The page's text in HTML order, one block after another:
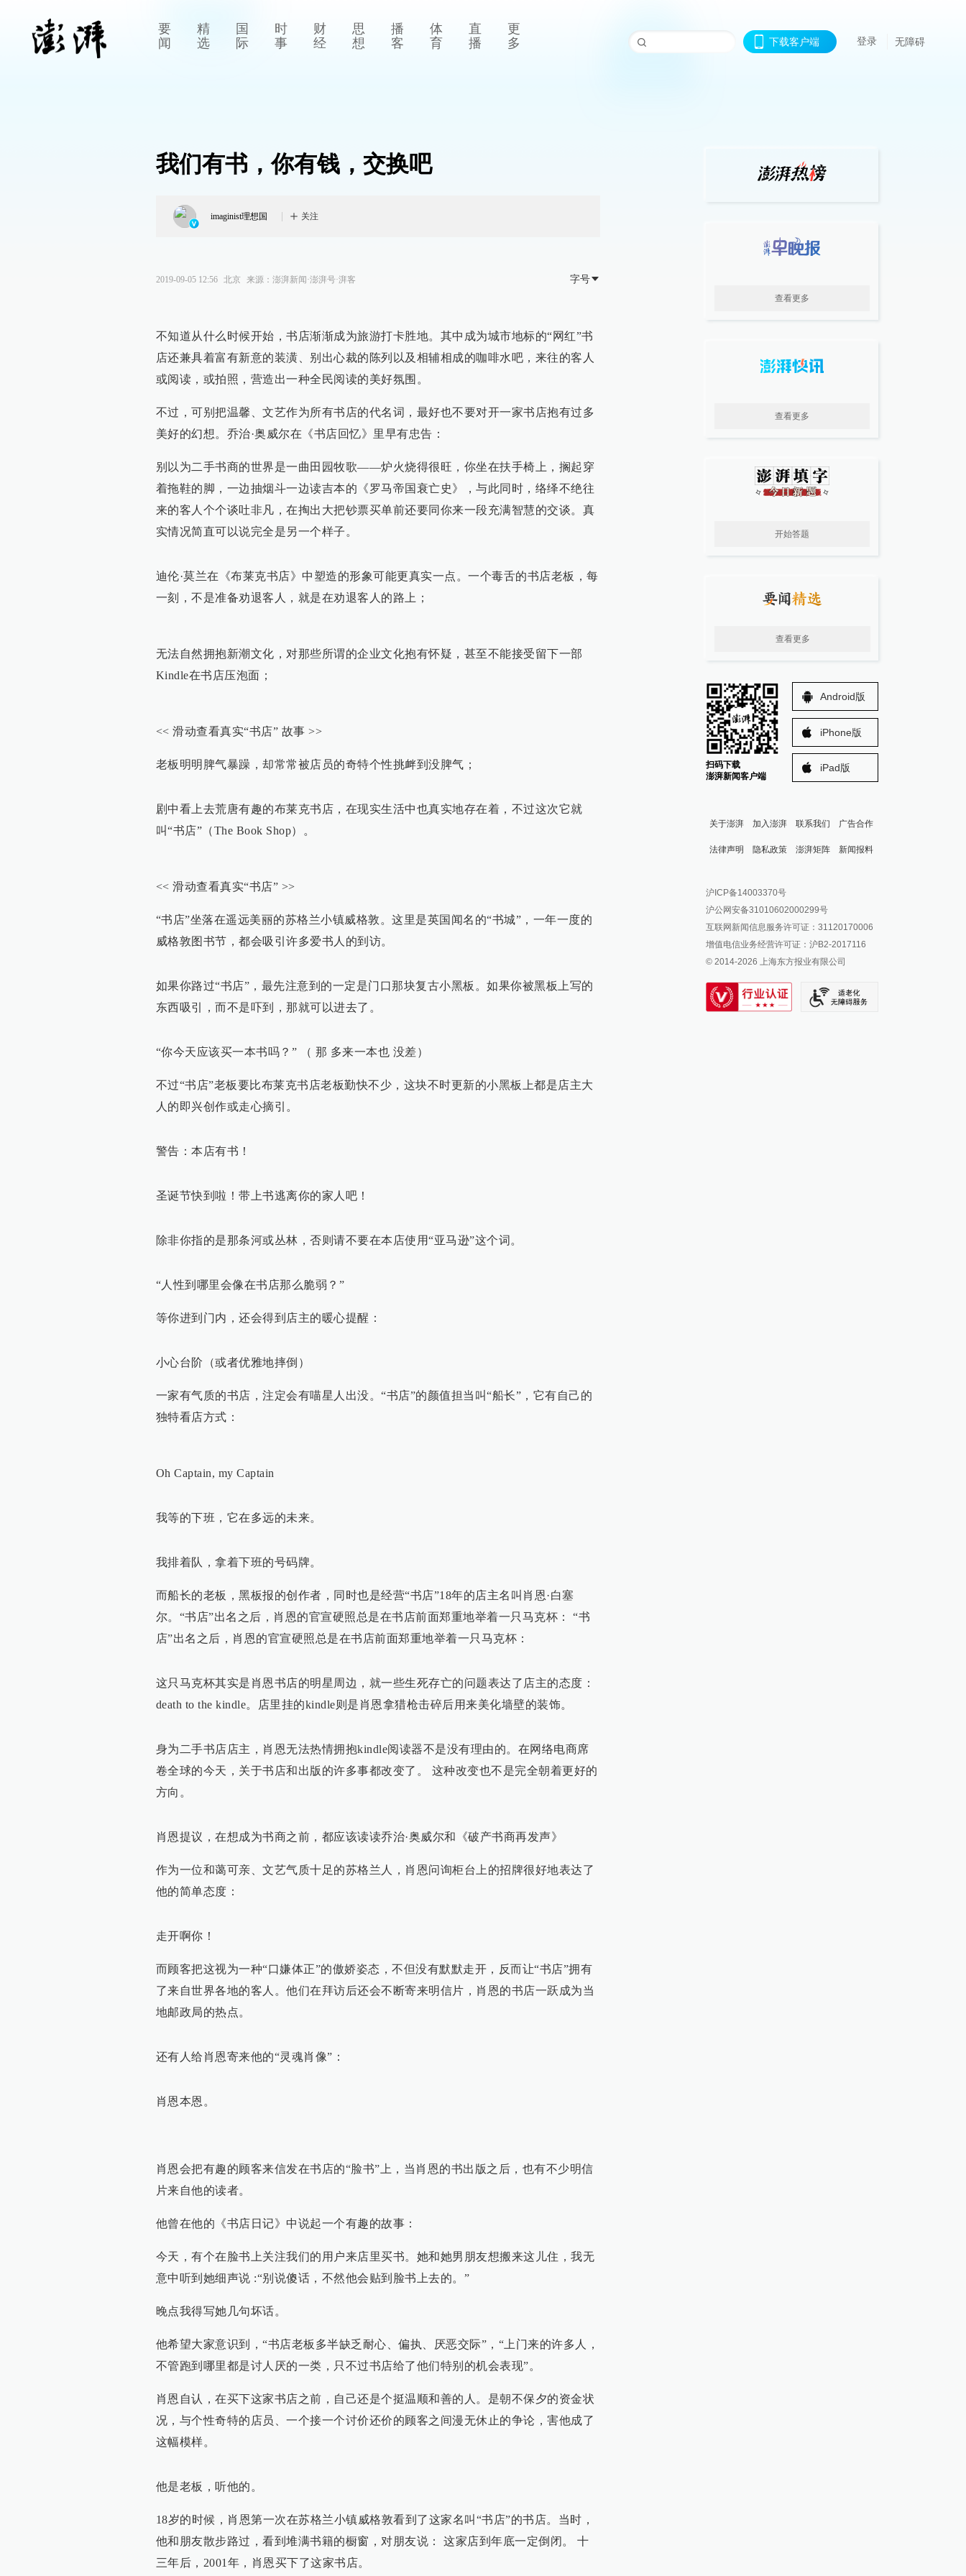
要
闻
精
选
国
际
时
事
财
经
思
想
播
客
体
育
直
播
更
多
下载客户端 登录 无障碍
我们有书，你有钱，交换吧
imaginist理想国 关注
2019-09-05 12:56 北京 来源： 澎湃新闻·澎湃号·湃客 字号
不知道从什么时候开始，书店渐渐成为旅游打卡胜地。其中成为城市地标的“网红”书
店还兼具着富有新意的装潢、别出心裁的陈列以及相辅相成的咖啡水吧，来往的客人
或阅读，或拍照，营造出一种全民阅读的美好氛围。
不过，可别把温馨、文艺作为所有书店的代名词，最好也不要对开一家书店抱有过多
美好的幻想。乔治·奥威尔在《书店回忆》里早有忠告：
别以为二手书商的世界是一曲田园牧歌——炉火烧得很旺，你坐在扶手椅上，搁起穿
着拖鞋的脚，一边抽烟斗一边读吉本的《罗马帝国衰亡史》，与此同时，络绎不绝往
来的客人个个谈吐非凡，在掏出大把钞票买单前还要同你来一段充满智慧的交谈。真
实情况简直可以说完全是另一个样子。
迪伦·莫兰在《布莱克书店》中塑造的形象可能更真实一点。一个毒舌的书店老板，每
一刻，不是准备劝退客人，就是在劝退客人的路上；
无法自然拥抱新潮文化，对那些所谓的企业文化抱有怀疑，甚至不能接受留下一部
Kindle在书店压泡面；
<< 滑动查看真实“书店” 故事 >>
老板明明脾气暴躁，却常常被店员的奇特个性挑衅到没脾气；
剧中看上去荒唐有趣的布莱克书店，在现实生活中也真实地存在着，不过这次它就
叫“书店”（The Book Shop）。
<< 滑动查看真实“书店” >>
“书店”坐落在遥远美丽的苏格兰小镇威格敦。这里是英国闻名的“书城”，一年一度的
威格敦图书节，都会吸引许多爱书人的到访。
如果你路过“书店”，最先注意到的一定是门口那块复古小黑板。如果你被黑板上写的
东西吸引，而不是吓到，那就可以进去了。
“你今天应该买一本书吗？” （ 那 多来一本也 没差）
不过“书店”老板要比布莱克书店老板勤快不少，这块不时更新的小黑板上都是店主大
人的即兴创作或走心摘引。
警告：本店有书！
圣诞节快到啦！带上书逃离你的家人吧！
除非你指的是那条河或丛林，否则请不要在本店使用“亚马逊”这个词。
“人性到哪里会像在书店那么脆弱？”
等你进到门内，还会得到店主的暖心提醒：
小心台阶（或者优雅地摔倒）
一家有气质的书店，注定会有喵星人出没。“书店”的颜值担当叫“船长”，它有自己的
独特看店方式：
Oh Captain, my Captain
我等的下班，它在多远的未来。
我排着队，拿着下班的号码牌。
而船长的老板，黑板报的创作者，同时也是经营“书店”18年的店主名叫肖恩·白塞
尔。“书店”出名之后，肖恩的官宣硬照总是在书店前面郑重地举着一只马克杯： “书
店”出名之后，肖恩的官宣硬照总是在书店前面郑重地举着一只马克杯：
这只马克杯其实是肖恩书店的明星周边，就一些生死存亡的问题表达了店主的态度：
death to the kindle。店里挂的kindle则是肖恩拿猎枪击碎后用来美化墙壁的装饰。
身为二手书店店主，肖恩无法热情拥抱kindle阅读器不是没有理由的。在网络电商席
卷全球的今天，关于书店和出版的许多事都改变了。 这种改变也不是完全朝着更好的
方向。
肖恩提议，在想成为书商之前，都应该读读乔治·奥威尔和《破产书商再发声》
作为一位和蔼可亲、文艺气质十足的苏格兰人，肖恩问询柜台上的招牌很好地表达了
他的简单态度：
走开啊你！
而顾客把这视为一种“口嫌体正”的傲娇姿态，不但没有默默走开，反而让“书店”拥有
了来自世界各地的客人。他们在拜访后还会不断寄来明信片，肖恩的书店一跃成为当
地邮政局的热点。
还有人给肖恩寄来他的“灵魂肖像”：
肖恩本恩。
肖恩会把有趣的顾客来信发在书店的“脸书”上，当肖恩的书出版之后，也有不少明信
片来自他的读者。
他曾在他的《书店日记》中说起一个有趣的故事：
今天，有个在脸书上关注我们的用户来店里买书。她和她男朋友想搬来这儿住，我无
意中听到她细声说 :“别说傻话，不然他会贴到脸书上去的。”
晚点我得写她几句坏话。
他希望大家意识到，“书店老板多半缺乏耐心、偏执、厌恶交际”，“上门来的许多人，
不管跑到哪里都是讨人厌的一类，只不过书店给了他们特别的机会表现”。
肖恩自认，在买下这家书店之前，自己还是个挺温顺和善的人。是朝不保夕的资金状
况，与个性奇特的店员、一个接一个讨价还价的顾客之间漫无休止的争论，害他成了
这幅模样。
他是老板，听他的。
18岁的时候，肖恩第一次在苏格兰小镇威格敦看到了这家名叫“书店”的书店。当时，
他和朋友散步路过，看到堆满书籍的橱窗，对朋友说： 这家店到年底一定倒闭。 十
三年后，2001年，肖恩买下了这家书店。
查看更多
查看更多
开始答题
查看更多
扫码下载
澎湃新闻客户端
Android版
iPhone版
iPad版
关于澎湃 加入澎湃 联系我们 广告合作
法律声明 隐私政策 澎湃矩阵
澎湃新闻公众号
澎湃新闻抖音号
派生万物开放平台
IP SHANGHAI
SIXTH TONE
新闻报料
报料邮箱: news@thepaper.cn
沪ICP备14003370号
沪公网安备31010602000299号
互联网新闻信息服务许可证：31120170006
增值电信业务经营许可证：沪B2-2017116
© 2014-2026 上海东方报业有限公司